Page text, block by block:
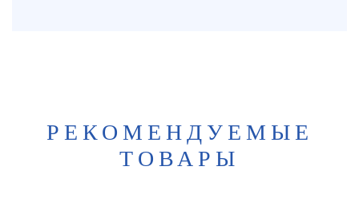
РЕКОМЕНДУЕМЫЕ
ТОВАРЫ